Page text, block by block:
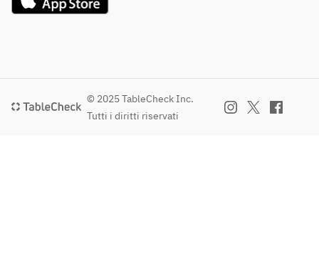
© 2025 TableCheck Inc.
Tutti i diritti riservati